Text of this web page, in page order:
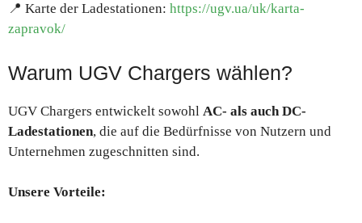
📍 Karte der Ladestationen: https://ugv.ua/uk/karta-
zapravok/
Warum UGV Chargers wählen?
UGV Chargers entwickelt sowohl AC- als auch DC-
Ladestationen, die auf die Bedürfnisse von Nutzern und
Unternehmen zugeschnitten sind.
Unsere Vorteile: